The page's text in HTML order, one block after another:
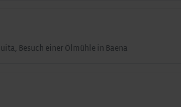
Besuch einer Ölmühle in Baena